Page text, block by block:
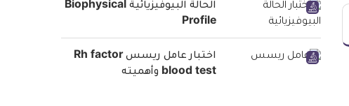
الحالة البيوفيزيائية Biophysical
Profile
اختبار عامل ريسس Rh factor
blood test وأهميته